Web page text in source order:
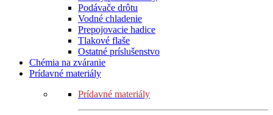
Podávače drôtu
Vodné chladenie
Prepojovacie hadice
Tlakové flaše
Ostatné príslušenstvo
Chémia na zváranie
Prídavné materiály
Prídavné materiály